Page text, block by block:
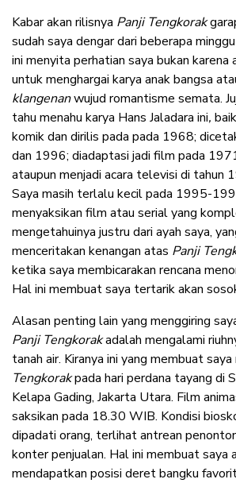
Kabar akan rilisnya Panji Tengkorak
sudah saya dengar dari beberapa
ini menyita perhatian saya bukan karena
untuk menghargai karya anak bangsa
klangenanwujud romantisme semata.
tahu menahu karya Hans Jaladara ini,
komik dan dirilis pada pada 1968;
dan 1996; diadaptasi jadi film pada
ataupun menjadi acara televisi di tahun
Saya masih terlalu kecil pada 1995-
menyaksikan film atau serial yang
mengetahuinya justru dari ayah saya,
menceritakan kenangan atas Panji
ketika saya membicarakan rencana
Hal ini membuat saya tertarik akan
Alasan penting lain yang menggiring
Panji Tengkorakadalah mengalami
tanah air. Kiranya ini yang membuat
Tengkorakpada hari perdana tayang di
Kelapa Gading, Jakarta Utara. Film
saksikan pada 18.30 WIB. Kondisi
dipadati orang, terlihat antrean
konter penjualan. Hal ini membuat saya
mendapatkan posisi deret bangku